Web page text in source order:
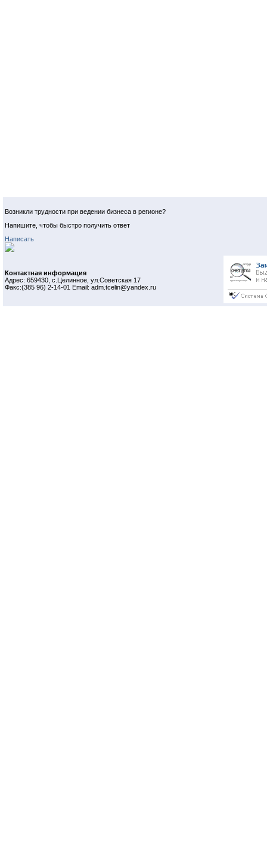
Возникли трудности при ведении бизнеса в регионе?
Напишите, чтобы быстро получить ответ
Написать
Контактная информация
Адрес: 659430, с.Целинное, ул.Советская 17
Факс:(385 96) 2-14-01 Email: adm.tcelin@yandex.ru